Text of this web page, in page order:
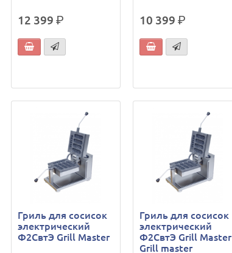
12 399р. 10 399 р.
Гриль для сосисок
электрический
Ф2СвтЭ Grill Master
Гриль для сосисок
электрический
Ф2СвтЭ Grill Master
Grill master